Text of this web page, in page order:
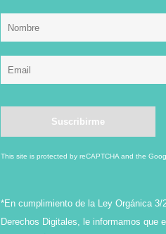
This site is protected by reCAPTCHA and the
*En cumplimiento de la Ley Orgánica
Derechos Digitales, le informamos que